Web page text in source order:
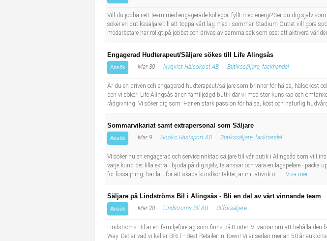
Vill du jobba i ett team med engagerade kollegor, fyllt med energi? Ser du dig själv
söker en butikssäljare till att toppa vårt lag med i sommar. Stadium Outlet vill göra
medarbetare har roligt på jobbet och drivas av samma sak som oss: att aktivera
Engagerad Hudterapeut/Säljare sökes till Life Alingsås
Ansök Mar 30 Nyqvist Hälsokost AB Butikssäljare, fackhandel
Är du en driven och engagerad hudterapeut/säljare som brinner för hälsa, hälsokost
den vi söker! Life Alingsås är en familjeägd butik där vi med stor kunskap och
rådgivning. Vi söker dig som: Har en stark passion för hälsa, kost och naturlig
Sommarvikariat samt extrapersonal som Säljare
Ansök Mar 9 Hööks Hästsport AB Butikssäljare, fackhandel
Vi söker nu en engagerad och serviceinriktad säljare till vår butik i Alingsås som vill
varje kund det lilla extra - bjuda på dig själv, ta ansvar och vara en lagspelare -
för försäljning, har lätt för att skapa kundkontakter, är initiativrik o...
Visa mer
Säljare på Lindströms Bil i Alingsås - Bli en del av vårt vinnande team
Ansök Mar 20 Lindströms Bil AB Bilförsäljare
Lindströms Bil är ett familjeföretag som finns på 8 orter. Vi värnar om att behålla
Way. Det är vad vi kallar BRiT - Best Retailer in Town! Vi är sedan mer än 50 år